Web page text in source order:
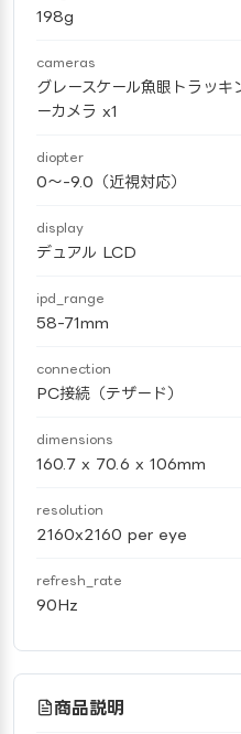
198g
cameras
グレースケール魚眼トラッ
ーカメラ x1
diopter
0〜-9.0（近視対応）
display
デュアル LCD
ipd_range
58-71mm
connection
PC接続（テザード）
dimensions
160.7 x 70.6 x 106mm
resolution
2160x2160 per eye
refresh_rate
90Hz
商品説明